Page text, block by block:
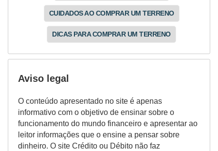
CUIDADOS AO COMPRAR UM TERRENO
DICAS PARA COMPRAR UM TERRENO
Aviso legal
O conteúdo apresentado no site é apenas
informativo com o objetivo de ensinar sobre o
funcionamento do mundo financeiro e apresentar ao
leitor informações que o ensine a pensar sobre
dinheiro. O site Crédito ou Débito não faz
a
ç
a
P
r
o